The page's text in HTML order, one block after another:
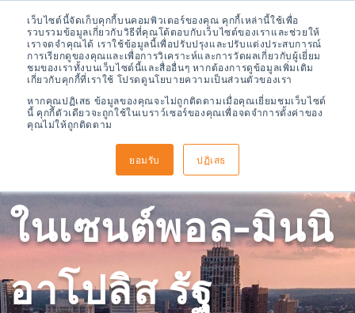
เว็บไซต์นี้จัดเก็บคุกกี้บนคอมพิวเตอร์ของคุณ คุกกี้เหล่านี้ใช้เพื่อ
รวบรวมข้อมูลเกี่ยวกับวิธีที่คุณโต้ตอบกับเว็บไซต์ของเราและช่วยให้
เราจดจำคุณได้ เราใช้ข้อมูลนี้เพื่อปรับปรุงและปรับแต่งประสบการณ์
การเรียกดูของคุณและเพื่อการวิเคราะห์และการวัดผลเกี่ยวกับผู้เยี่ยม
ชมของเราทั้งบนเว็บไซต์นี้และสื่ออื่นๆ หากต้องการดูข้อมูลเพิ่มเติม
เกี่ยวกับคุกกี้ที่เราใช้ โปรดดูนโยบายความเป็นส่วนตัวของเรา
หากคุณปฏิเสธ ข้อมูลของคุณจะไม่ถูกติดตามเมื่อคุณเยี่ยมชมเว็บไซต์
นี้ คุกกี้ตัวเดียวจะถูกใช้ในเบราว์เซอร์ของคุณเพื่อจดจำการตั้งค่าของ
คุณไม่ให้ถูกติดตาม
ยอมรับ ปฏิเสธ
เรียนภาษาอังกฤษ
ในเซนต์พอล-มินนิ
อาโปลิส รัฐ